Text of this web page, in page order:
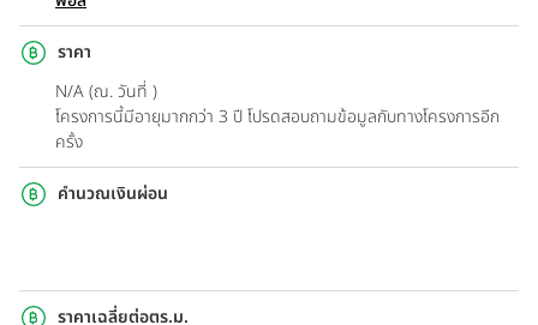
ราคา
N/A (ณ. วันที่ )
โครงการนี้มีอายุมากกว่า 3 ปี โปรดสอบถามข้อมูลกับทางโครงการอีก
ครั้ง
คำนวณเงินผ่อน
ราคาเฉลี่ยต่อตร.ม.